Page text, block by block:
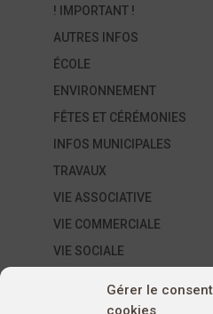
Gérer le
cookies
! IMPORTANT !
AUTRES INFOS
ÉCOLE
ENVIRONNEMENT
FÊTES ET CÉRÉMONIES
INFOS MUNICIPALES
TRAVAUX
VIE ASSOCIATIVE
VIE COMMERCIALE
VIE SOCIALE
AUTRES ÉVÉNEMENTS